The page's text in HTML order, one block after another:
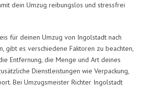
dein Umzug reibungslos und stressfrei
für deinen Umzug von Ingolstadt nach
gibt es verschiedene Faktoren zu beachten,
Entfernung, die Menge und Art deines
Dienstleistungen wie Verpackung,
Bei Umzugsmeister Richter Ingolstadt